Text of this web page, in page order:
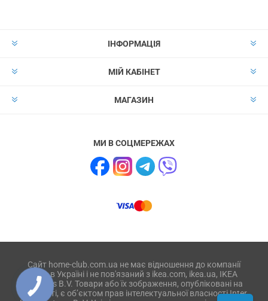
ІНФОРМАЦІЯ
МІЙ КАБІНЕТ
МАГАЗИН
МИ В СОЦМЕРЕЖАХ
Сайт home-club.com.ua не має відношення до компанії
IKEA в Україні і не пов'язаний з ikea.com, ikea.ua, IKEA
Systems B.V. Товари або їх зображення, опубліковані на
веб-сайті, є об’єктом прав інтелектуальної власності Inter